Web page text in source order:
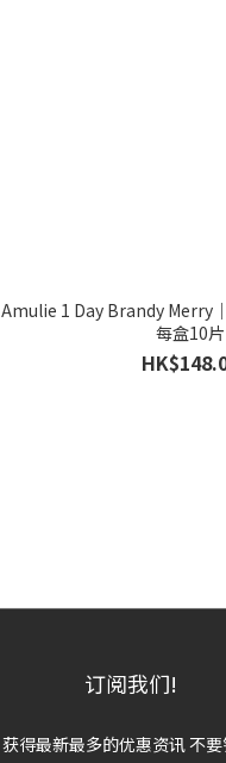
Amulie 1 Day Brandy Merry
每盒10片
订阅我们!
获得最新最多的优惠资讯 不